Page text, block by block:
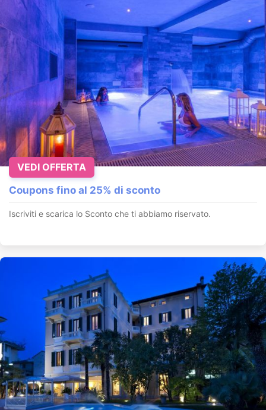
Coupons fino al 25% di sconto
Iscriviti e scarica lo Sconto che ti abbiamo riservato.
VEDI OFFERTA